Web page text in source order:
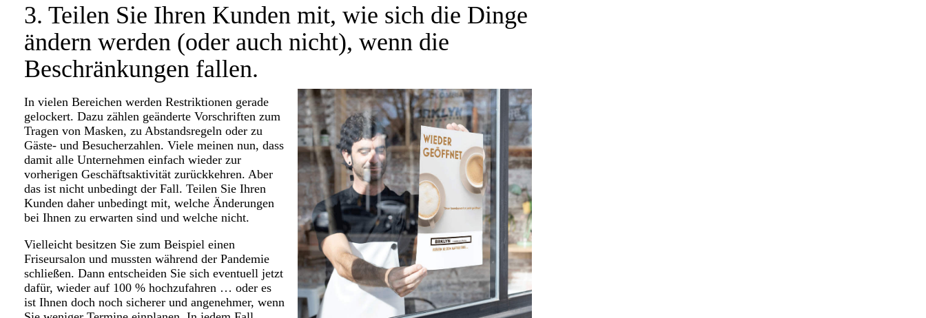
3. Teilen Sie Ihren Kunden mit, wie sich die Dinge
ändern werden (oder auch nicht), wenn die
Beschränkungen fallen.
In vielen Bereichen werden Restriktionen gerade
gelockert. Dazu zählen geänderte Vorschriften zum
Tragen von Masken, zu Abstandsregeln oder zu
Gäste- und Besucherzahlen. Viele meinen nun, dass
damit alle Unternehmen einfach wieder zur
vorherigen Geschäftsaktivität zurückkehren. Aber
das ist nicht unbedingt der Fall. Teilen Sie Ihren
Kunden daher unbedingt mit, welche Änderungen
bei Ihnen zu erwarten sind und welche nicht.
Vielleicht besitzen Sie zum Beispiel einen
Friseursalon und mussten während der Pandemie
schließen. Dann entscheiden Sie sich eventuell jetzt
dafür, wieder auf 100 % hochzufahren … oder es
ist Ihnen doch noch sicherer und angenehmer, wenn